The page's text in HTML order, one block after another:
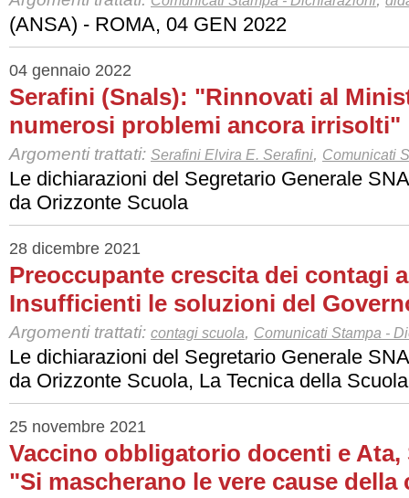
(ANSA) - ROMA, 04 GEN 2022
04 gennaio 2022
Serafini (Snals): "Rinnovati al
numerosi problemi ancora irrisolti"
Argomenti trattati: Serafini Elvira E. Serafini, Comunicati
Le dichiarazioni del Segretario Generale
da Orizzonte Scuola
28 dicembre 2021
Preoccupante crescita dei contagi
Insufficienti le soluzioni del
Argomenti trattati: contagi scuola, Comunicati Stampa -
Le dichiarazioni del Segretario Generale
da Orizzonte Scuola, La Tecnica della
25 novembre 2021
Vaccino obbligatorio docenti e Ata,
"Si mascherano le vere cause della